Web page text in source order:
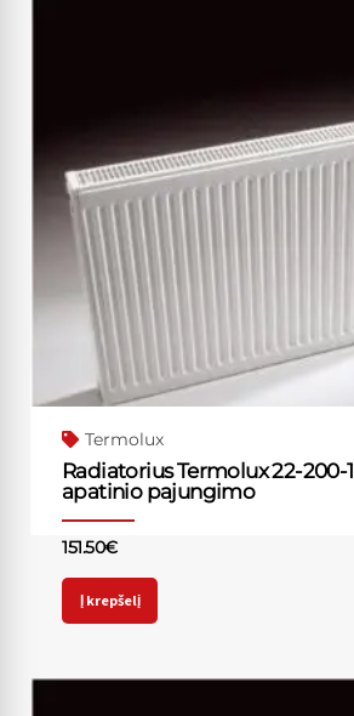
Termolux
Radiatorius Termolux 22-200-
apatinio pajungimo
151.50€
Į krepšelį